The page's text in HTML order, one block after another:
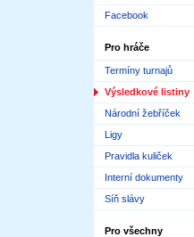
Facebook
Pro hráče
Termíny turnajů
Výsledkové listiny
Národní žebříček
Ligy
Pravidla kuliček
Interní dokumenty
Síň slávy
Pro všechny